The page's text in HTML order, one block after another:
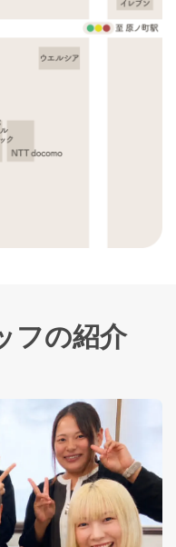
フの紹介